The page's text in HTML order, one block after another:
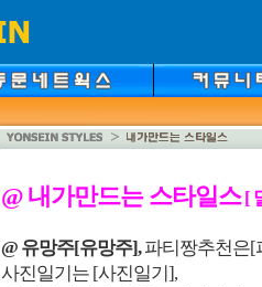
@ 내가만드는 스타일스[
@ 유망주[유망주],파티짱추천은[
사진일기는 [사진일기],